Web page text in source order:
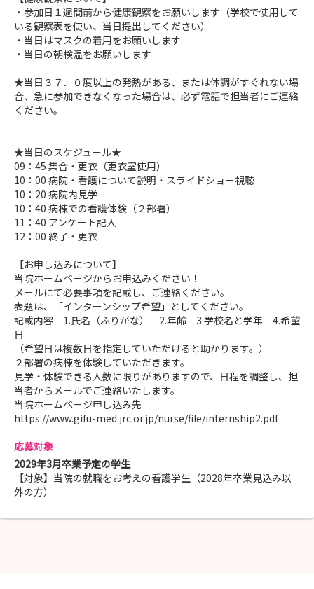
・参加日１週間前から健康観察をお願いします（学校で使用して
いる観察表を使い、当日提出してください）
・当日はマスクの着用をお願いします
・当日の朝検温をお願いします
★当日３７．０度以上の発熱がある、または体調がすぐれない場
合、急に参加できなくなった場合は、必ず電話で担当者にご連絡
ください。
★当日のスケジュール★
09：45 集合・更衣（更衣室使用）
10：00 病院・看護について説明・スライドショー視聴
10：20 病院内見学
10：40 病棟での看護体験（２部署）
11：40 アンケート記入
12：00 終了・更衣
【お申し込みについて】
当院ホームページからお申込みください！
メールにて必要事項を記載し、ご連絡ください。
表題は、「インターンシップ希望」としてください。
記載内容 1.氏名（ふりがな） 2.年齢 3.学校名と学年 4.希望
日
（希望日は複数日を指定していただけると助かります。）
２部署の病棟を体験していただきます。
見学・体験できる人数に限りがありますので、日程を調整し、担
当者からメールでご連絡いたします。
当院ホームページ申し込み先
https://www.gifu-med.jrc.or.jp/nurse/file/internship2.pdf
応募対象
2029年3月卒業予定の学生
【対象】当院の就職をお考えの看護学生（2028年卒業見込み以
外の方）